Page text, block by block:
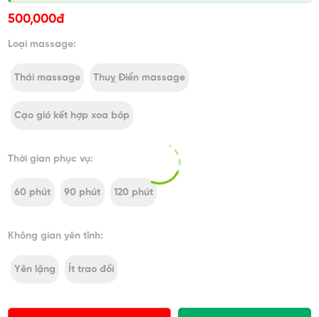
500,000đ
Loại massage:
Thái massage Thuỵ Điển massage
Cạo gió kết hợp xoa bóp
Thời gian phục vụ:
60 phút 90 phút 120 phút
Không gian yên tĩnh:
Yên lặng Ít trao đổi